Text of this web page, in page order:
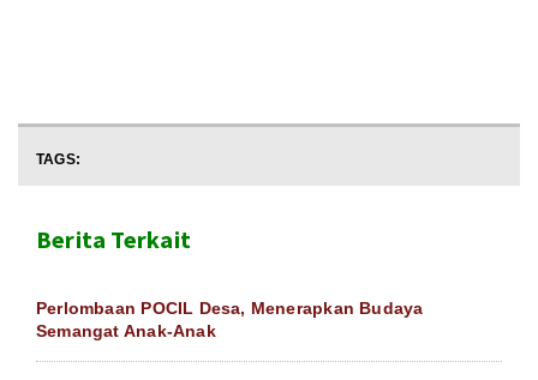
TAGS:
Berita Terkait
Perlombaan POCIL Desa, Menerapkan Budaya
Semangat Anak-Anak